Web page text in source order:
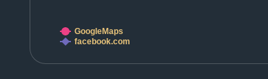
GoogleMaps
facebook.com